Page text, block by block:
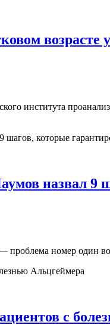
возрасте
института
назвал 9
проблема номер один
с